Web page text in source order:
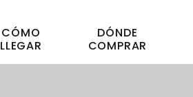
CÓMO
LLEGAR
DÓNDE
COMPRAR